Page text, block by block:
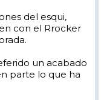
del esqui,
con el Rrocker
un acabado
parte lo que ha